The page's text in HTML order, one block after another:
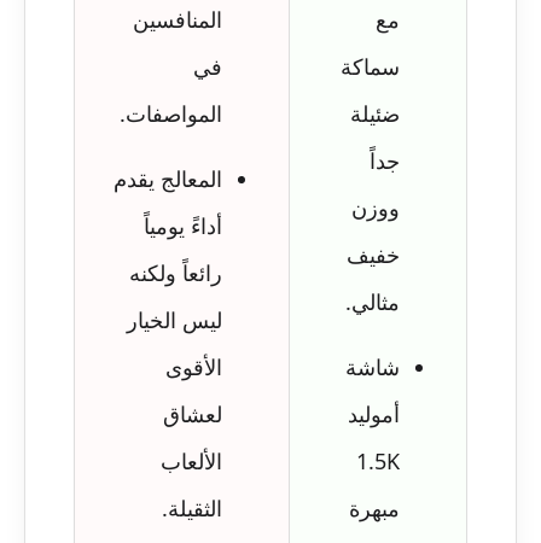
مع
سماكة
ضئيلة
جداً
ووزن
خفيف
مثالي.
شاشة
أموليد
1.5K
مبهرة
المنافسين
في
المواصفات.
المعالج يقدم
أداءً يومياً
رائعاً ولكنه
ليس الخيار
الأقوى
لعشاق
الألعاب
الثقيلة.